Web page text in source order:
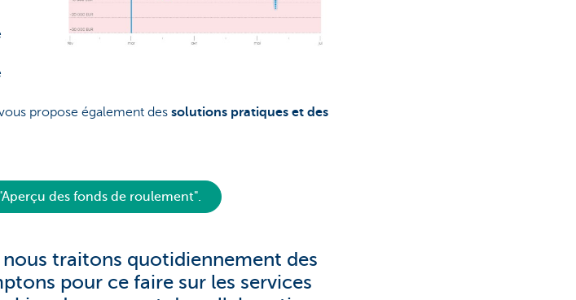
propose également des solutions pratiques et des
des fonds de roulement".
traitons quotidiennement des
pour ce faire sur les services